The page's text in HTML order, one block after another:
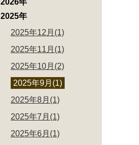
2026年
2025年
2025年12月(1)
2025年11月(1)
2025年10月(2)
2025年9月(1)
2025年8月(1)
2025年7月(1)
2025年6月(1)